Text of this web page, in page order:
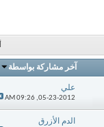
آخر مشاركة بواسطة
علي
05-23-2012,
09:26 AM
الدم الأزرق